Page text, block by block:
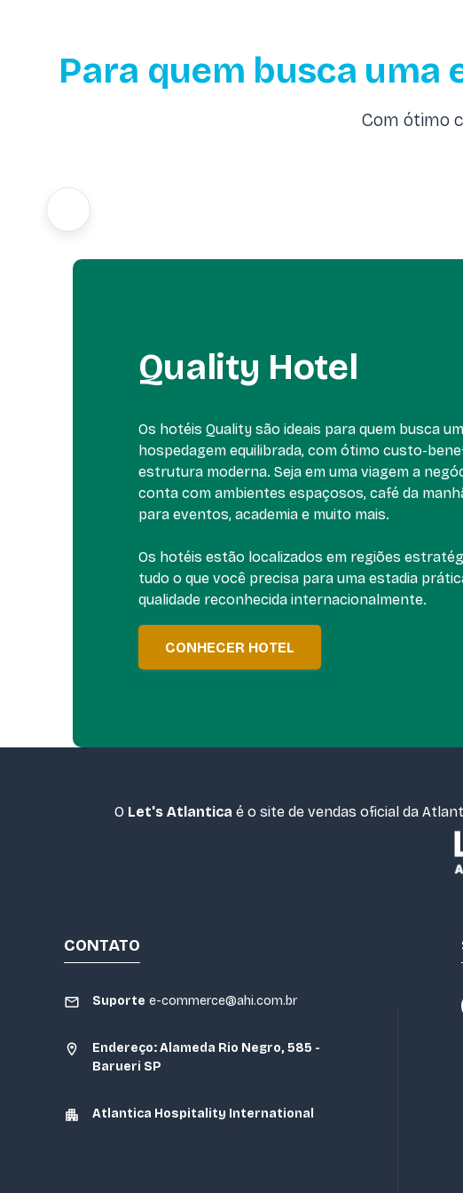
Para quem busca uma
Com ótimo
Quality Hotel
Os hotéis Quality são ideais para quem busca
hospedagem equilibrada, com ótimo custo-
estrutura moderna. Seja em uma viagem a
conta com ambientes espaçosos, café da
para eventos, academia e muito mais.
Os hotéis estão localizados em regiões
tudo o que você precisa para uma estadia
qualidade reconhecida internacionalmente.
CONHECER HOTEL
O Let's Atlantica é o site de vendas oficial da
CONTATO
Suporte e-commerce@ahi.com.br
Endereço: Alameda Rio Negro, 585 -
Barueri SP
Atlantica Hospitality International